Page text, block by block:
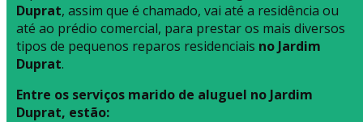
Duprat, assim que é chamado, vai até a residência ou
até ao prédio comercial, para prestar os mais diversos
tipos de pequenos reparos residenciais no Jardim
Duprat.
Entre os serviços marido de aluguel no Jardim
Duprat, estão: